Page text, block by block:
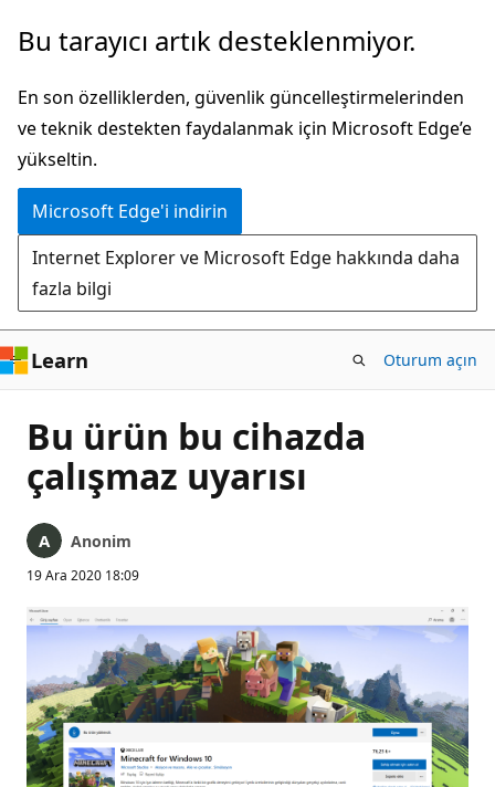
Ana
atla
Bu tarayıcı artık desteklenmiyor.
En son özelliklerden, güvenlik güncelleştirmelerinden
ve teknik destekten faydalanmak için Microsoft Edge’e
yükseltin.
Microsoft Edge'i indirin
Internet Explorer ve Microsoft Edge hakkında daha
fazla bilgi
Learn Oturum açın
Bu ürün bu cihazda
çalışmaz uyarısı
Anonim
19 Ara 2020 18:09